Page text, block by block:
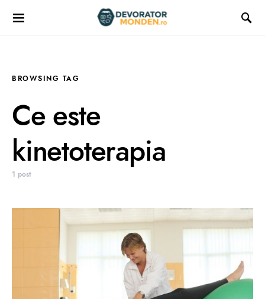
BROWSING TAG
Ce este
kinetoterapia
1 post